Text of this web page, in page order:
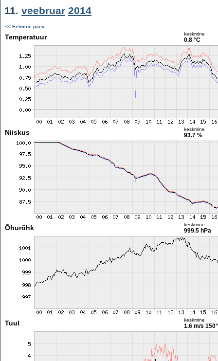
11. veebruar 2014
<< Eelmine päev
Temperatuur keskmine
0.8 °C
Niiskus keskmine
93.7 %
Õhurõhk keskmine
999.5 hPa
Tuul keskmine
1.6 m/s 150°